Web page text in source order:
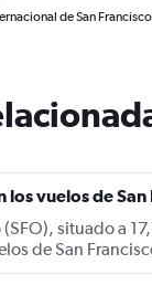
de San
vuelos de San
situado a
de San